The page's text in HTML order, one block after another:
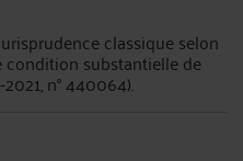
classique selon
condition substantielle de
n° 440064).